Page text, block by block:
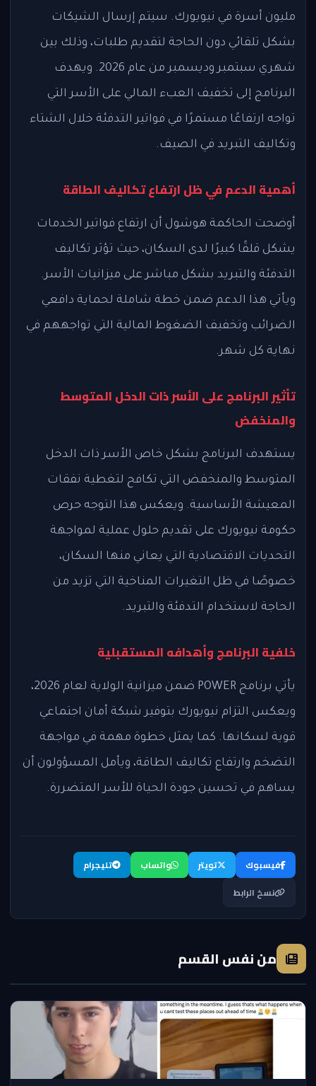
مليون أسرة في نيويورك. سيتم إرسال الشيكات
بشكل تلقائي دون الحاجة لتقديم طلبات، وذلك بين
شهري سبتمبر وديسمبر من عام 2026. ويهدف
البرنامج إلى تخفيف العبء المالي على الأسر التي
تواجه ارتفاعًا مستمرًا في فواتير التدفئة خلال الشتاء
وتكاليف التبريد في الصيف.
أهمية الدعم في ظل ارتفاع تكاليف الطاقة
أوضحت الحاكمة هوشول أن ارتفاع فواتير الخدمات
يشكل قلقًا كبيرًا لدى السكان، حيث تؤثر تكاليف
التدفئة والتبريد بشكل مباشر على ميزانيات الأسر.
ويأتي هذا الدعم ضمن خطة شاملة لحماية دافعي
الضرائب وتخفيف الضغوط المالية التي تواجههم في
نهاية كل شهر.
تأثير البرنامج على الأسر ذات الدخل المتوسط
والمنخفض
يستهدف البرنامج بشكل خاص الأسر ذات الدخل
المتوسط والمنخفض التي تكافح لتغطية نفقات
المعيشة الأساسية. ويعكس هذا التوجه حرص
حكومة نيويورك على تقديم حلول عملية لمواجهة
التحديات الاقتصادية التي يعاني منها السكان،
خصوصًا في ظل التغيرات المناخية التي تزيد من
الحاجة لاستخدام التدفئة والتبريد.
خلفية البرنامج وأهدافه المستقبلية
يأتي برنامج POWER ضمن ميزانية الولاية لعام 2026،
ويعكس التزام نيويورك بتوفير شبكة أمان اجتماعي
قوية لسكانها. كما يمثل خطوة مهمة في مواجهة
التضخم وارتفاع تكاليف الطاقة، ويأمل المسؤولون أن
يساهم في تحسين جودة الحياة للأسر المتضررة.
فيسبوك تويتر واتساب
تليجرام
نسخ الرابط
من نفس القسم